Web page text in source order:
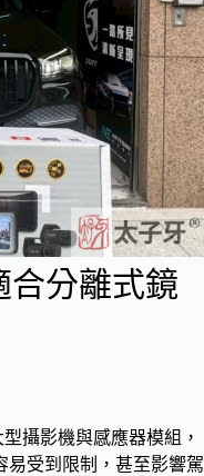
合分離式鏡
攝影機與感應器模組，
易受到限制，甚至影響駕